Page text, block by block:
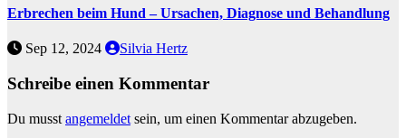
Erbrechen beim Hund – Ursachen, Diagnose und Behandlung
Sep 12, 2024 Silvia Hertz
Schreibe einen Kommentar
Du musst angemeldet sein, um einen Kommentar abzugeben.